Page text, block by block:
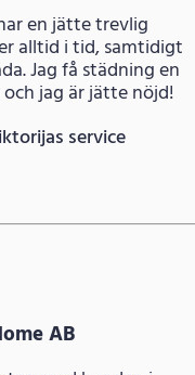
en jätte trevlig
alltid i tid, samtidigt
Jag få städning en
jag är jätte nöjd!
service
AB